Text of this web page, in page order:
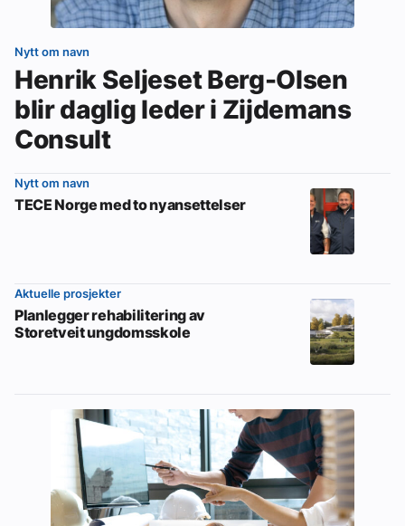
Nytt om navn
Henrik Seljeset Berg-Olsen
blir daglig leder i Zijdemans
Consult
Nytt om navn
TECE Norge med to nyansettelser
Aktuelle prosjekter
Planlegger rehabilitering av
Storetveit ungdomsskole